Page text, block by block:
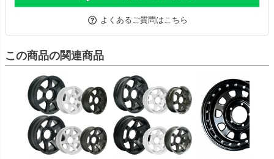
よくあるご質問はこちら
この商品の関連商品